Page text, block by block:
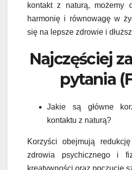
kontakt z naturą, możemy
harmonię i równowagę w
się na lepsze zdrowie i
Najczęściej
pytania
Jakie są główne
kontaktu z naturą?
Korzyści obejmują
zdrowia psychicznego i
kreatywności oraz poczucie